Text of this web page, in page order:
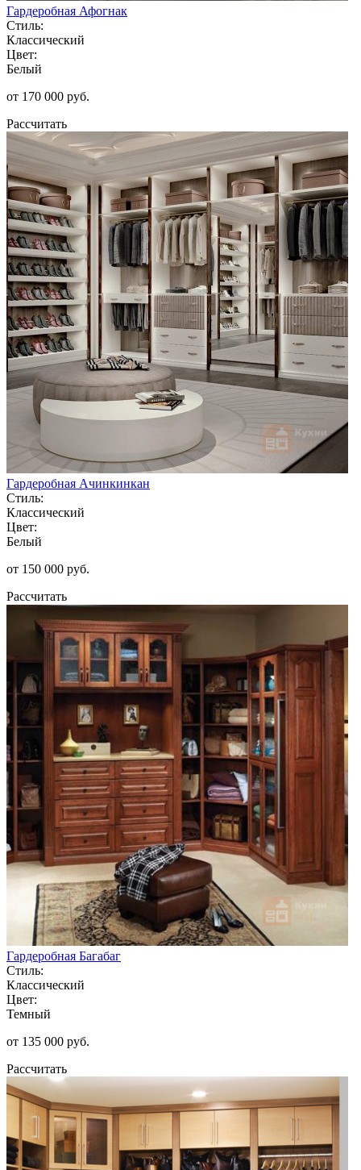
Гардеробная Афогнак
Стиль:
Классический
Цвет:
Белый
от 170 000 руб.
Рассчитать
Гардеробная Ачинкинкан
Стиль:
Классический
Цвет:
Белый
от 150 000 руб.
Рассчитать
Гардеробная Багабаг
Стиль:
Классический
Цвет:
Темный
от 135 000 руб.
Рассчитать